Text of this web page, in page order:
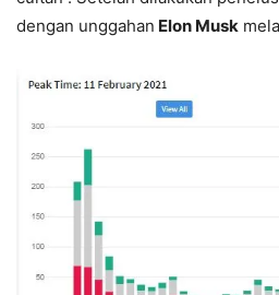
dengan unggahan Elon Musk